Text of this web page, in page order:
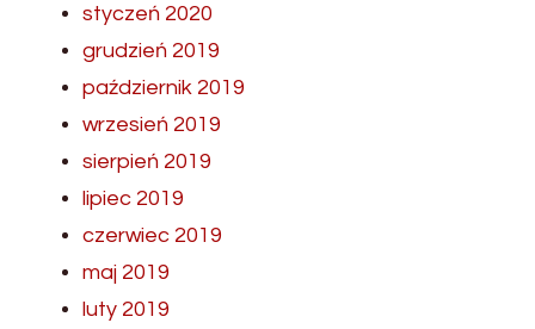
styczeń 2020
grudzień 2019
październik 2019
wrzesień 2019
sierpień 2019
lipiec 2019
czerwiec 2019
maj 2019
luty 2019